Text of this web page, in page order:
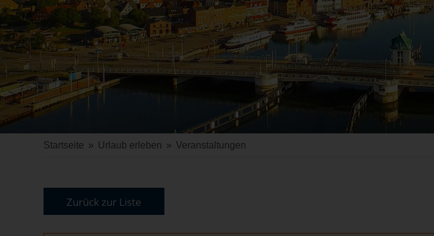
Startseite » Urlaub erleben » Veranstaltungen
Zurück zur Liste